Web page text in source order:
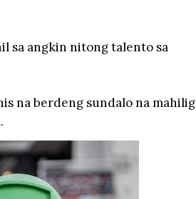
sa angkin nitong talento sa
na berdeng sundalo na mahilig